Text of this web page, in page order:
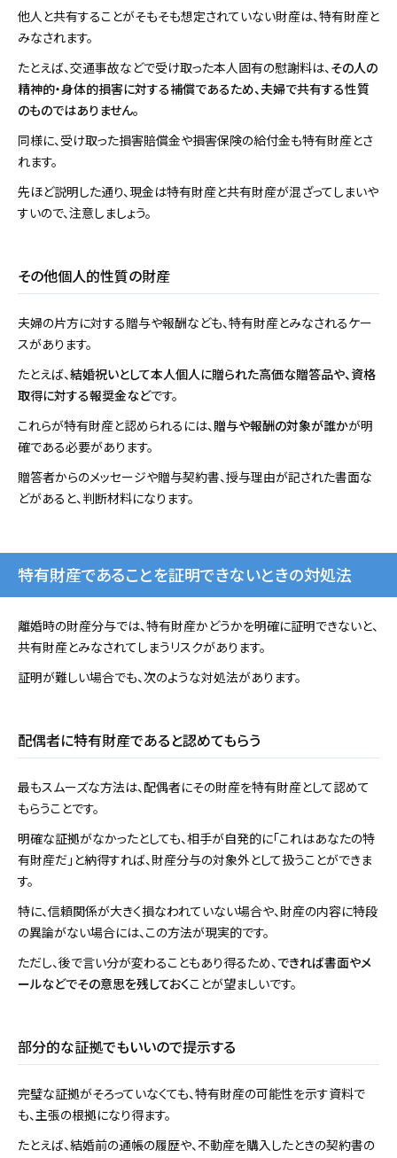
他人と共有することがそもそも想定されていない財産は、特有財産と
みなされます。
たとえば、交通事故などで受け取った本人固有の慰謝料は、その人の
精神的・身体的損害に対する補償であるため、夫婦で共有する性質
のものではありません。
同様に、受け取った損害賠償金や損害保険の給付金も特有財産とさ
れます。
先ほど説明した通り、現金は特有財産と共有財産が混ざってしまいや
すいので、注意しましょう。
その他個人的性質の財産
夫婦の片方に対する贈与や報酬なども、特有財産とみなされるケー
スがあります。
たとえば、結婚祝いとして本人個人に贈られた高価な贈答品や、資格
取得に対する報奨金などです。
これらが特有財産と認められるには、贈与や報酬の対象が誰かが明
確である必要があります。
贈答者からのメッセージや贈与契約書、授与理由が記された書面な
どがあると、判断材料になります。
特有財産であることを証明できないときの対処法
離婚時の財産分与では、特有財産かどうかを明確に証明できないと、
共有財産とみなされてしまうリスクがあります。
証明が難しい場合でも、次のような対処法があります。
配偶者に特有財産であると認めてもらう
最もスムーズな方法は、配偶者にその財産を特有財産として認めて
もらうことです。
明確な証拠がなかったとしても、相手が自発的に「これはあなたの特
有財産だ」と納得すれば、財産分与の対象外として扱うことができま
す。
特に、信頼関係が大きく損なわれていない場合や、財産の内容に特段
の異論がない場合には、この方法が現実的です。
ただし、後で言い分が変わることもあり得るため、できれば書面やメ
ールなどでその意思を残しておくことが望ましいです。
部分的な証拠でもいいので提示する
完璧な証拠がそろっていなくても、特有財産の可能性を示す資料で
も、主張の根拠になり得ます。
たとえば、結婚前の通帳の履歴や、不動産を購入したときの契約書の